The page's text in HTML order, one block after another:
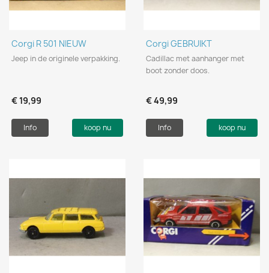
Corgi R 501 NIEUW
Jeep in de originele verpakking.
€ 19,99
Info koop nu
Corgi GEBRUIKT
Cadillac met aanhanger met
boot zonder doos.
€ 49,99
Info koop nu